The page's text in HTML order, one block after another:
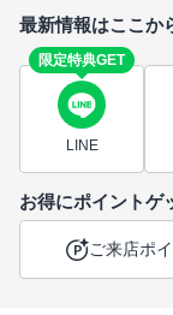
最新情報はここか
限定特典GET
LINE
お得にポイントゲ
ご来店ポ